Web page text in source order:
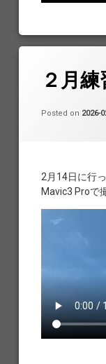
２月
Posted on 2026-
2月14日に行
Mavic3 Proで